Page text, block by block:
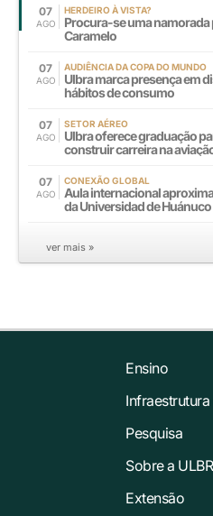
07
AGO
HERDEIRO À VISTA?
Procura-se uma namorada
Caramelo
07
AGO
AUDIÊNCIA DA COPA DO MUNDO
Ulbra marca presença em
hábitos de consumo
07
AGO
SETOR AÉREO
Ulbra oferece graduação
construir carreira na
07
AGO
CONEXÃO GLOBAL
Aula internacional
da Universidad de Huánuco
ver mais »
Ensino
Pesquisa
Sobre a
Extensão